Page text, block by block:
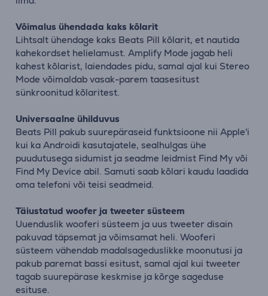
Võimalus ühendada kaks kõlarit
Lihtsalt ühendage kaks Beats Pill kõlarit, et nautida
kahekordset helielamust. Amplify Mode jagab heli
kahest kõlarist, laiendades pidu, samal ajal kui Stereo
Mode võimaldab vasak-parem taasesitust
sünkroonitud kõlaritest.
Universaalne ühilduvus
Beats Pill pakub suurepäraseid funktsioone nii Apple'i
kui ka Androidi kasutajatele, sealhulgas ühe
puudutusega sidumist ja seadme leidmist Find My või
Find My Device abil. Samuti saab kõlari kaudu laadida
oma telefoni või teisi seadmeid.
Täiustatud woofer ja tweeter süsteem
Uuenduslik wooferi süsteem ja uus tweeter disain
pakuvad täpsemat ja võimsamat heli. Wooferi
süsteem vähendab madalsageduslikke moonutusi ja
pakub paremat bassi esitust, samal ajal kui tweeter
tagab suurepärase keskmise ja kõrge sageduse
esituse.